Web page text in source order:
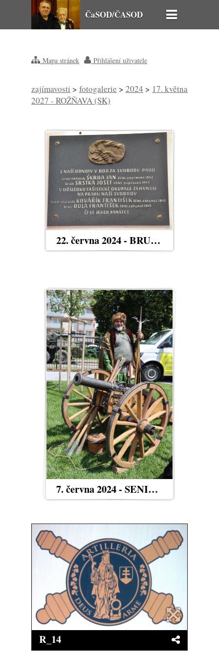
ČaSOD/ČASOD
Mapa stránek Přihlášení uživatele
zajímavosti > fotogalerie > 2024 > 17. května
2027 - ROŽŇAVA (SK)
22. června 2024 - BRUMOVICE
7. června 2024 - SENICA (SK)
R_14